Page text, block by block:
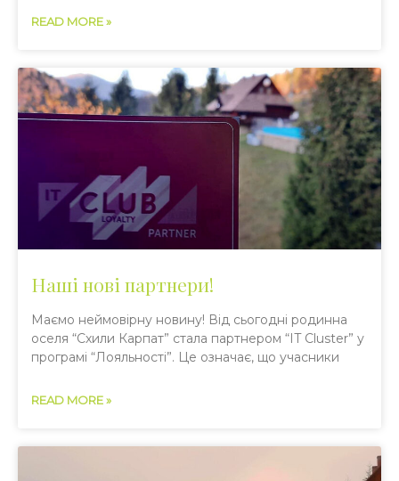
READ MORE »
Наші нові партнери!
Маємо неймовірну новину! Від сьогодні родинна
оселя “Схили Карпат” стала партнером “IT Cluster” у
програмі “Лояльності”. Це означає, що учасники
READ MORE »